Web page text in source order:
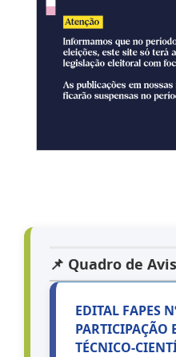
📌 Quadro de
EDITAL FAPES
PARTICIPAÇÃO
TÉCNICO-